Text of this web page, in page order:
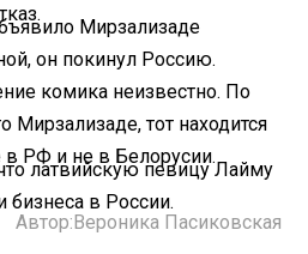
Мирзализаде
он покинул Россию.
комика неизвестно. По
Мирзализаде, тот находится
в РФ и не в Белорусии.
латвийскую певицу Лайму
в России.
Автор:Вероника Пасиковская